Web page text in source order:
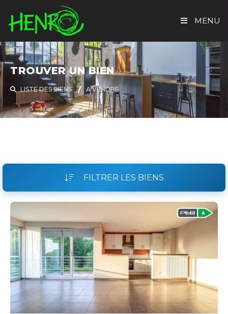
MENU
ACCUEIL
TROUVER UN BIEN
EVALUATION GRATUITE
TROUVER UN BIEN
LISTE DES BIENS A VENDRE
FILTRER LES BIENS